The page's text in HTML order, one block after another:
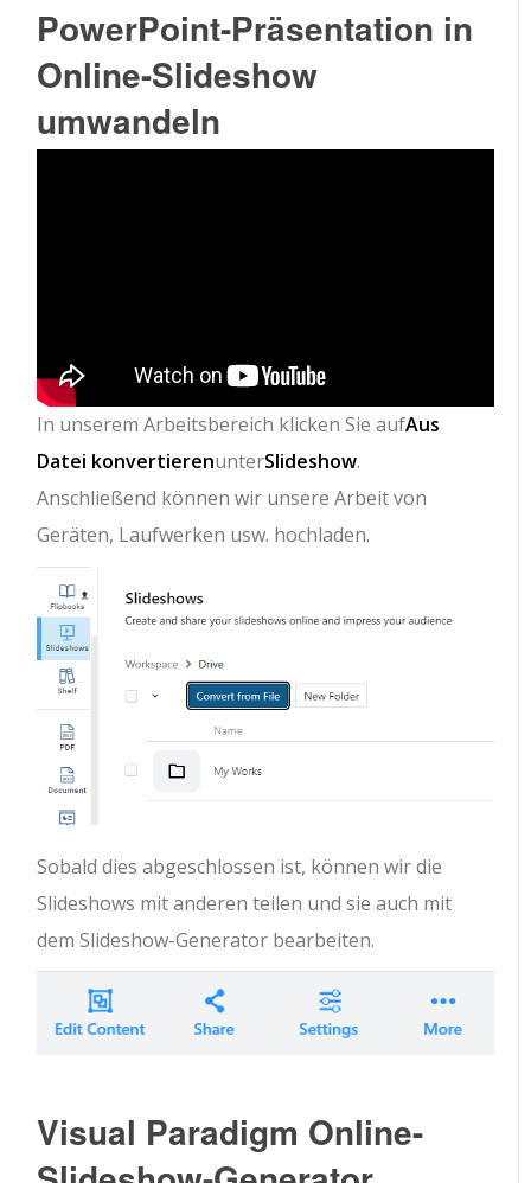
PowerPoint-Präsentation in
Online-Slideshow
umwandeln
In unserem Arbeitsbereich klicken Sie aufAus
Datei konvertierenunterSlideshow.
Anschließend können wir unsere Arbeit von
Geräten, Laufwerken usw. hochladen.
Sobald dies abgeschlossen ist, können wir die
Slideshows mit anderen teilen und sie auch mit
dem Slideshow-Generator bearbeiten.
Visual Paradigm Online-